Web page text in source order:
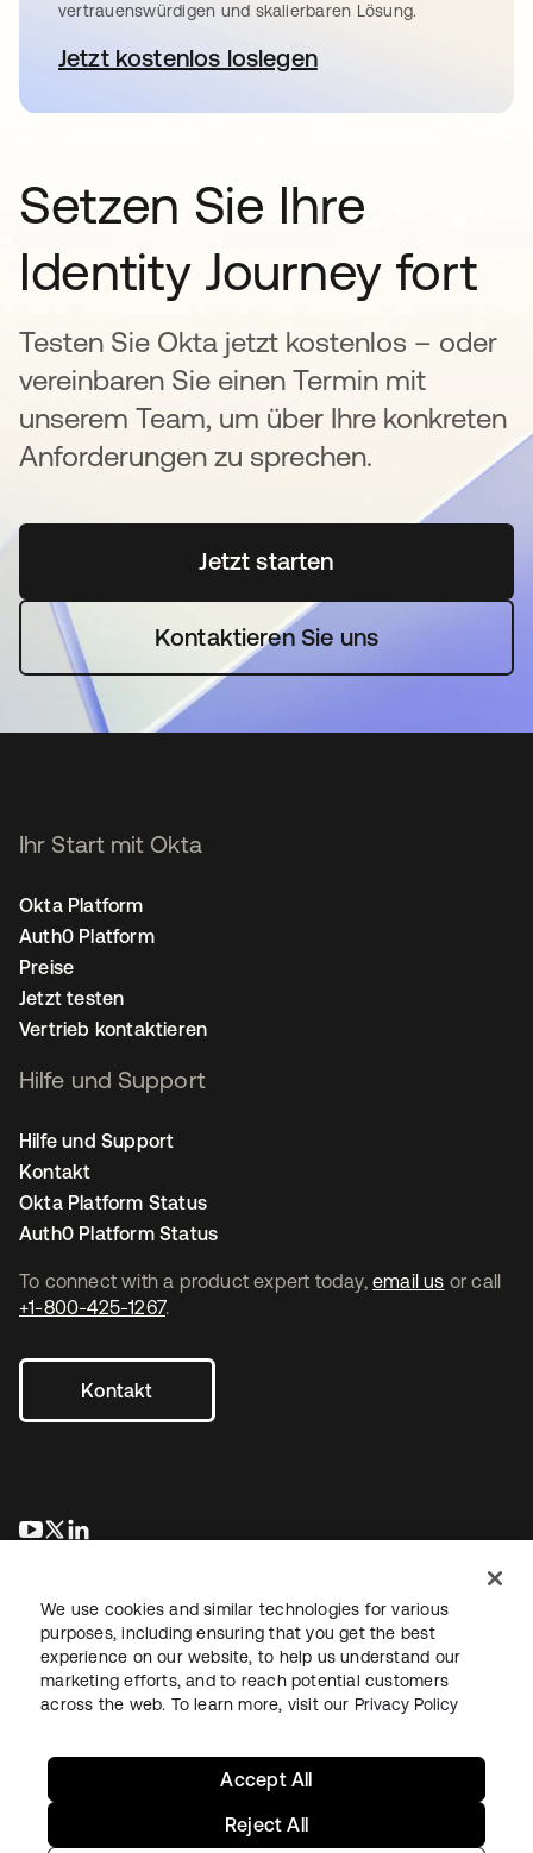
vertrauenswürdigen und skalierbaren Lösung.
Jetzt kostenlos loslegen
wird in einer neuen
Setzen Sie Ihre
Identity Journey fort
Testen Sie Okta jetzt kostenlos – oder
vereinbaren Sie einen Termin mit
unserem Team, um über Ihre konkreten
Anforderungen zu sprechen.
Jetzt startenwird in einer neuen
Kontaktieren Sie uns
To connect with a product expert today, email us or call
+1-800-425-1267.
Kontakt
wird in einer neuen Registerkarte geöffnet
wird in einer neuen Registerkarte geöffnet
Ihr Start mit Okta
Okta Platform
Auth0 Platform
Preise
Jetzt testen
Vertrieb kontaktieren
Hilfe und Support
Hilfe und Support
Kontakt
Okta Platform Status
Auth0 Platform Status
RechtDatenschutzrichtlinieNutzungsbedingungenSicherheit
We use cookies and similar technologies for various
purposes, including ensuring that you get the best
experience on our website, to help us understand our
marketing efforts, and to reach potential customers
across the web. To learn more, visit our Privacy Policy
Reject All
Accept All